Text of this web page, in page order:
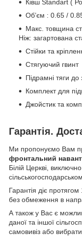
Ківш Standart (
Об’єм : 0.65 /
Макс. товщина
Ніж: загартована
Стійки та
Стягуючий гвинт
Підрамні тяги до
Комплект для
Джойстик та
Гарантія.
Ми пропонуємо Вам
фронтальний
Білій Церкві,
Гарантія діє
без обмеження в
А також у Вас є
даної та іншої
самовивіз або